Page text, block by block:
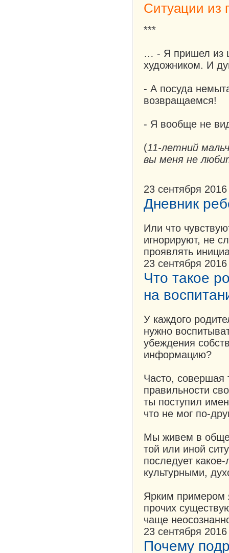
Ситуации из
***
… - Я пришел из
художником. И
- А посуда
возвращаемся!
- Я вообще не
(11-летний
вы меня не
23 сентября 2016
Дневник
Или что
игнорируют, не
проявлять
23 сентября 2016
Что такое
на
У каждого
нужно
убеждения
информацию?
Часто, совершая
правильности
ты поступил
что не мог по-
Мы живем в
той или иной
последует
культурными,
Ярким примером
прочих
чаще
23 сентября 2016
Почему